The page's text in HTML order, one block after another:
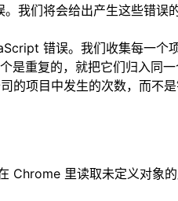
我们将会给出产生这些错
错误。我们收集每一
重复的，就把它们归入同
项目中发生的次数，而不
里读取未定义对象